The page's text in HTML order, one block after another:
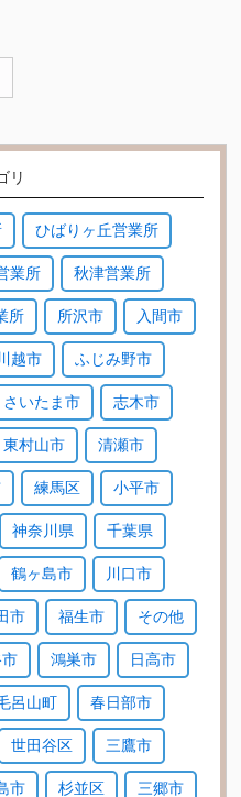
リ
ひばりヶ丘営業所
業所 秋津営業所
所 所沢市 入間市
川越市 ふじみ野市
さいたま市 志木市
東村山市 清瀬市
練馬区 小平市
神奈川県 千葉県
鶴ヶ島市 川口市
市 福生市 その他
鴻巣市 日高市
呂山町 春日部市
世田谷区 三鷹市
市 杉並区 三郷市